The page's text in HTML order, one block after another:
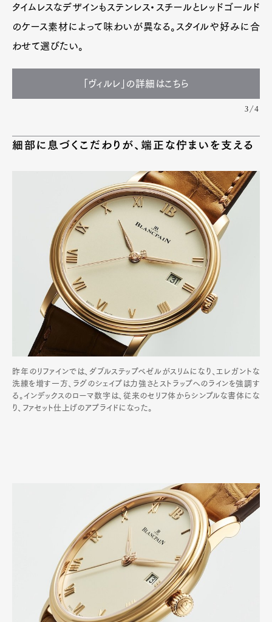
タイムレスなデザインもステンレス・スチールとレッドゴールド
のケース素材によって味わいが異なる。スタイルや好みに合
わせて選びたい。
「ヴィルレ」の詳細はこちら
3/4
細部に息づくこだわりが、端正な佇まいを支える
昨年のリファインでは、ダブルステップベゼルがスリムになり、エレガントな
洗練を増す一方、ラグのシェイプは力強さとストラップへのラインを強調す
る。インデックスのローマ数字は、従来のセリフ体からシンプルな書体にな
り、ファセット仕上げのアプライドになった。